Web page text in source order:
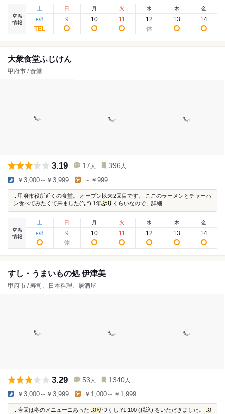
空席
情報
土
8/8
日
9
月
10
火
11
水
12
木
13
金
14
大衆食堂ふじけん
甲府市 / 食堂
3.19 17 人 396 人
￥3,000～￥3,999 ～￥999
...甲府市役所近くの食堂。 オープン以来2回目です。 ここのラーメンとチャーハ
ン食べてみたくて来ました(^｡^) 1年ぶり くらいなので、詳細...
空席
情報
土
8/8
日
9
月
10
火
11
水
12
木
13
金
14
すし・うまいもの処 伊津美
甲府市 / 寿司、日本料理、居酒屋
3.29 53 人 1340 人
￥3,000～￥3,999 ￥1,000～￥1,999
...今回は冬のメニューニあった ぶりづくし ¥1,100 (税込) をいただきました。 ぶ